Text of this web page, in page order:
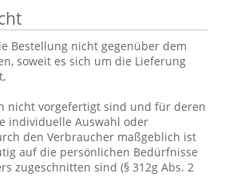
Bestellung nicht gegenüber dem
soweit es sich um die Lieferung
nicht vorgefertigt sind und für deren
individuelle Auswahl oder
den Verbraucher maßgeblich ist
auf die persönlichen Bedürfnisse
zugeschnitten sind (§ 312g Abs. 2